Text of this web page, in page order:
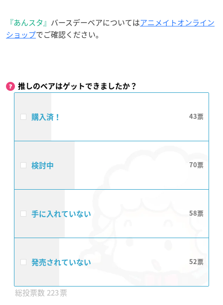
『あんスタ』 バースデーベアについてはアニメイトオンライン
ショップでご確認ください。
推しのベアはゲットできましたか？
購入済！ 43
検討中 70
手に入れていない 58
発売されていない 52
223